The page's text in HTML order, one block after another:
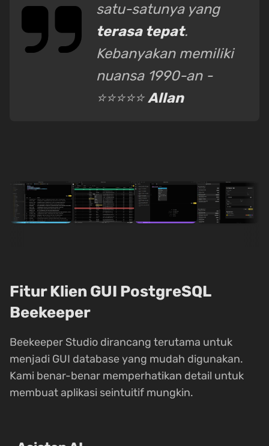
satu-satunya yang
terasa tepat.
Kebanyakan memiliki
nuansa 1990-an -
⭐⭐⭐⭐⭐Allan
Fitur Klien GUI PostgreSQL
Beekeeper
Beekeeper Studio dirancang terutama untuk
menjadi GUI database yang mudah digunakan.
Kami benar-benar memperhatikan detail untuk
membuat aplikasi seintuitif mungkin.